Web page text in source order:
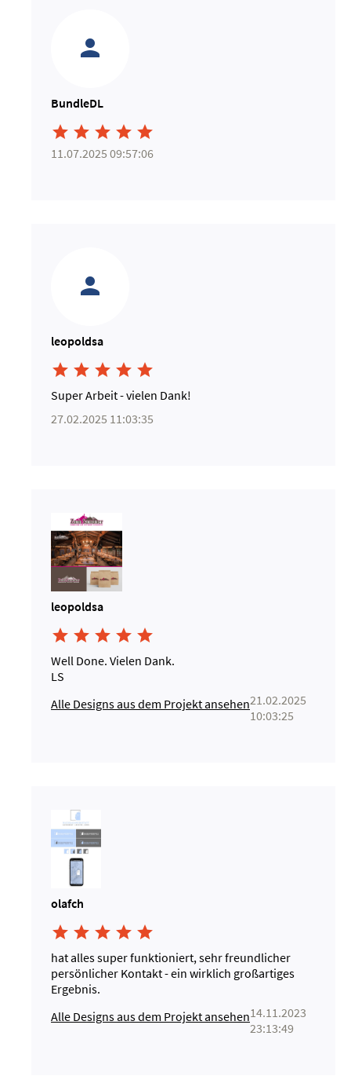
BundleDL
    
11.07.2025 09:57:06
leopoldsa
    
Super Arbeit - vielen Dank!
27.02.2025 11:03:35
leopoldsa
    
Well Done. Vielen Dank.
LS
Alle Designs aus dem Projekt ansehen21.02.2025
10:03:25
olafch
    
hat alles super funktioniert, sehr freundlicher
persönlicher Kontakt - ein wirklich großartiges
Ergebnis.
Alle Designs aus dem Projekt ansehen14.11.2023
23:13:49